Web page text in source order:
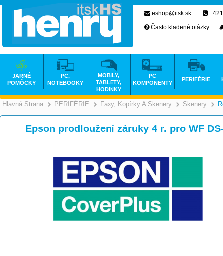
Hlavná Strana >
PERIFÉRIE >
Faxy, Kopírky A Skenery Skenery
Epson prodloužení záruky 4 r. pro WF
eshop@itsk.sk
Často kladené otázky
JARNÉ
POMÔCKY
PC,
NOTEBOOKY
MOBILY,
TABLETY,
HODINKY
PC
KOMPONENTY
PERIFÉRIE